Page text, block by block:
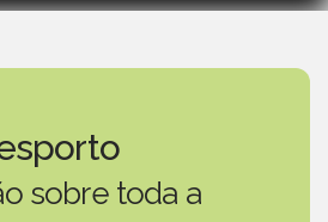
sobre toda a